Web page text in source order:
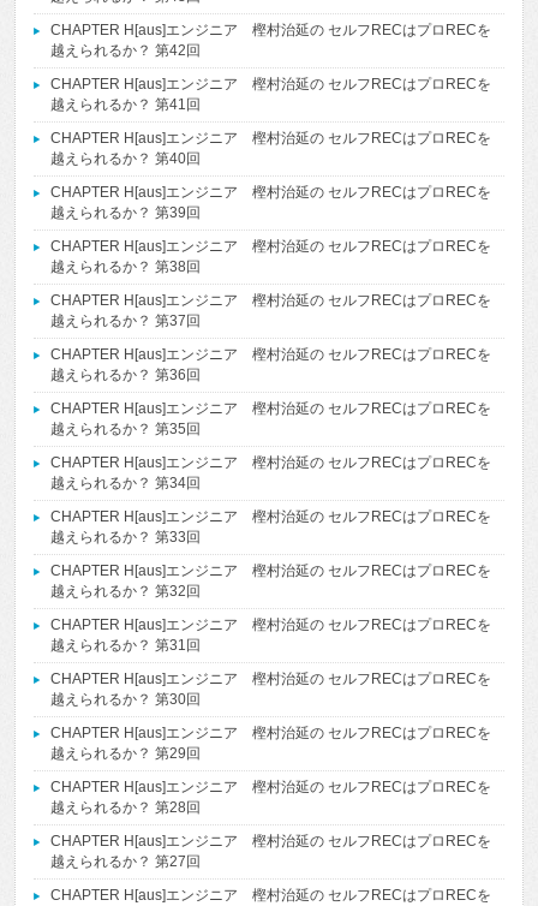
CHAPTER H[aus]エンジニア 樫村治延の セルフRECはプロRECを
越えられるか？ 第42回
CHAPTER H[aus]エンジニア 樫村治延の セルフRECはプロRECを
越えられるか？ 第41回
CHAPTER H[aus]エンジニア 樫村治延の セルフRECはプロRECを
越えられるか？ 第40回
CHAPTER H[aus]エンジニア 樫村治延の セルフRECはプロRECを
越えられるか？ 第39回
CHAPTER H[aus]エンジニア 樫村治延の セルフRECはプロRECを
越えられるか？ 第38回
CHAPTER H[aus]エンジニア 樫村治延の セルフRECはプロRECを
越えられるか？ 第37回
CHAPTER H[aus]エンジニア 樫村治延の セルフRECはプロRECを
越えられるか？ 第36回
CHAPTER H[aus]エンジニア 樫村治延の セルフRECはプロRECを
越えられるか？ 第35回
CHAPTER H[aus]エンジニア 樫村治延の セルフRECはプロRECを
越えられるか？ 第34回
CHAPTER H[aus]エンジニア 樫村治延の セルフRECはプロRECを
越えられるか？ 第33回
CHAPTER H[aus]エンジニア 樫村治延の セルフRECはプロRECを
越えられるか？ 第32回
CHAPTER H[aus]エンジニア 樫村治延の セルフRECはプロRECを
越えられるか？ 第31回
CHAPTER H[aus]エンジニア 樫村治延の セルフRECはプロRECを
越えられるか？ 第30回
CHAPTER H[aus]エンジニア 樫村治延の セルフRECはプロRECを
越えられるか？ 第29回
CHAPTER H[aus]エンジニア 樫村治延の セルフRECはプロRECを
越えられるか？ 第28回
CHAPTER H[aus]エンジニア 樫村治延の セルフRECはプロRECを
越えられるか？ 第27回
CHAPTER H[aus]エンジニア 樫村治延の セルフRECはプロRECを